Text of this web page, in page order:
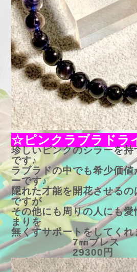
☆ピンクラブラドラ
珍しいピンクのシラーを持
です♪
ラブラドの中でも希少価値
ーです♪
隠れた才能を開花させる
ですが
その他にも周りの人にも
まりを
無くすサポートをしてくれ
7㎜ブレス
29300円